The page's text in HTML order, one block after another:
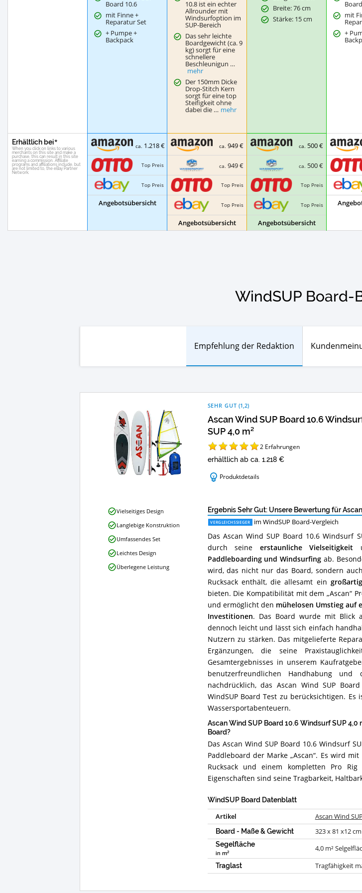
Board 10.6
mit Finne +
Reparatur Set
+ Pumpe +
Backpack
10.8 ist ein echter
Allrounder mit
Windsurfoption im
SUP-Bereich
Das sehr leichte
Boardgewicht (ca. 9
kg) sorgt für eine
schnellere
Beschleunigun …
mehr
Der 150mm Dicke
Drop-Stitch Kern
sorgt für eine top
Steifigkeit ohne
dabei die … mehr
Breite: 76 cm
Stärke: 15 cm
mit
+
Erhältlich bei ca. 1.218 €
Top Preis
Top Preis
Angebotsübersicht
ca.949 €
ca.949 €
Top Preis
Top Preis
Angebotsübersicht
ca. 500 €
ca. 500 €
Top Preis
Top Preis
Angebotsübersicht
WindSUP Board-
Empfehlung der Redaktion
Ascan Wind SUP Board 10.6
SUP 4,0 m²
SEHR GUT (1,2)
2 Erfahrungen
erhältlich ab ca. 1.218 €
Produktdetails
Ergebnis Sehr Gut: Unsere Bewertung für
VERGLEICHSSIEGER im WindSUP Board-Vergleich
Das Ascan Wind SUP Board 10.6 Windsurf
durch seine erstaunliche Vielseitigkeit
Paddleboarding und Windsurfing ab.
wird, das nicht nur das Board, sondern
Rucksack enthält, die allesamt ein
bieten. Die Kompatibilität mit dem „Ascan“
und ermöglicht den mühelosen Umstieg auf
Investitionen. Das Board wurde mit Blick
dennoch leicht und lässt sich einfach
Nutzern zu stärken. Das mitgelieferte
Ergänzungen, die seine
Gesamtergebnisses in unserem
benutzerfreundlichen Handhabung
nachdrücklich, das Ascan Wind SUP
WindSUP Board Test zu berücksichtigen.
Wassersportabenteuern.
Ascan Wind SUP Board 10.6 Windsurf SUP
Board?
Das Ascan Wind SUP Board 10.6 Windsurf
Paddleboard der Marke „Ascan“. Es wird
Rucksack und einem kompletten Pro
Eigenschaften sind seine Tragbarkeit,
WindSUP Board Datenblatt
Artikel Ascan Wind
Board - Maße & Gewicht 323 x 81 x12
Segelfläche
in m²
4,0 m²
Traglast Tragfähigkeit
Windsurf
Vielseitiges Design
Langlebige Konstruktion
Umfassendes Set
Leichtes Design
Überlegene Leistung